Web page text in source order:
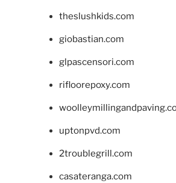
theslushkids.com
giobastian.com
glpascensori.com
rifloorepoxy.com
uptonpvd.com
2troublegrill.com
casateranga.com